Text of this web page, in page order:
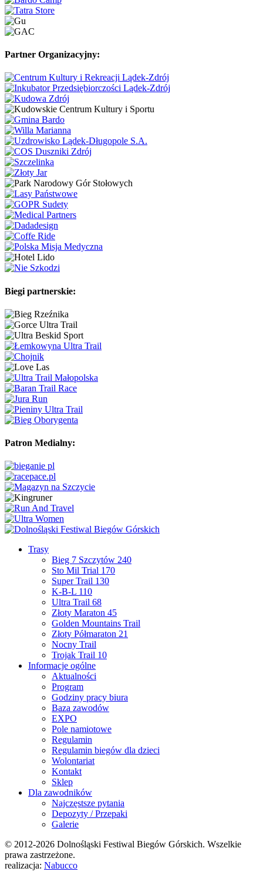
Partner Organizacyjny:
Biegi partnerskie:
Patron Medialny:
Trasy
Bieg 7 Szczytów 240
Sto Mil Trial 170
Super Trail 130
K-B-L 110
Ultra Trail 68
Złoty Maraton 45
Golden Mountains Trail
Złoty Półmaraton 21
Nocny Trail
Trojak Trail 10
Informacje ogólne
Aktualności
Program
Godziny pracy biura
Baza zawodów
EXPO
Pole namiotowe
Regulamin
Regulamin biegów dla dzieci
Wolontariat
Kontakt
Sklep
Dla zawodników
Najczęstsze pytania
Depozyty / Przepaki
Galerie
© 2012-2026 Dolnośląski Festiwal Biegów Górskich. Wszelkie
prawa zastrzeżone.
realizacja: Nabucco